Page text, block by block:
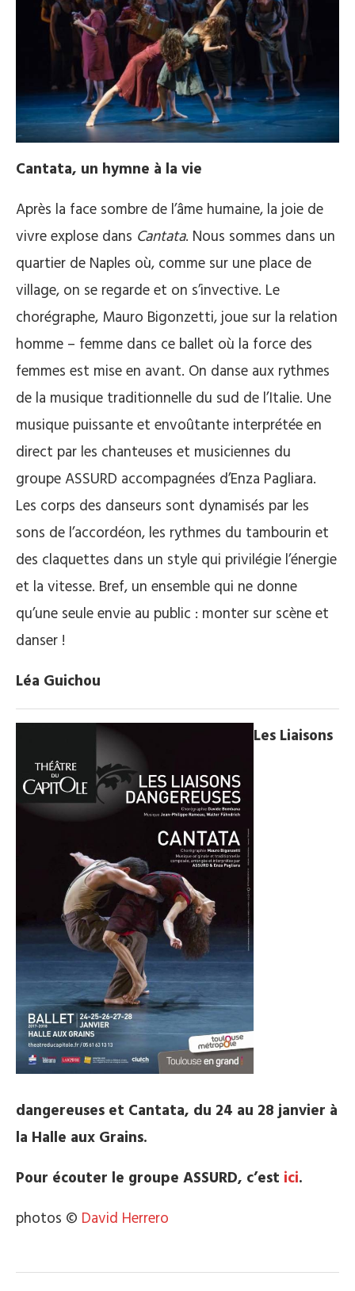
Cantata, un hymne à la vie
Après la face sombre de l’âme humaine, la joie de
vivre explose dans Cantata. Nous sommes dans un
quartier de Naples où, comme sur une place de
village, on se regarde et on s’invective. Le
chorégraphe, Mauro Bigonzetti, joue sur la relation
homme – femme dans ce ballet où la force des
femmes est mise en avant. On danse aux rythmes
de la musique traditionnelle du sud de l’Italie. Une
musique puissante et envoûtante interprétée en
direct par les chanteuses et musiciennes du
groupe ASSURD accompagnées d’Enza Pagliara.
Les corps des danseurs sont dynamisés par les
sons de l’accordéon, les rythmes du tambourin et
des claquettes dans un style qui privilégie l’énergie
et la vitesse. Bref, un ensemble qui ne donne
qu’une seule envie au public : monter sur scène et
danser !
Léa Guichou
Les Liaisons
dangereuses et Cantata, du 24 au 28 janvier à
la Halle aux Grains.
Pour écouter le groupe ASSURD, c’est ici.
photos © David Herrero